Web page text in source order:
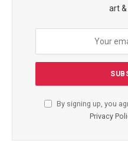
art &
By signing up, you
Privacy